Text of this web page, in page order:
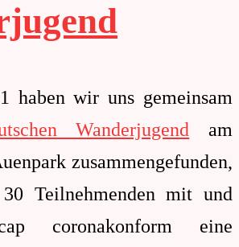
haben wir uns gemeinsam
Wanderjugend am
zusammengefunden,
Teilnehmenden mit und
coronakonform eine